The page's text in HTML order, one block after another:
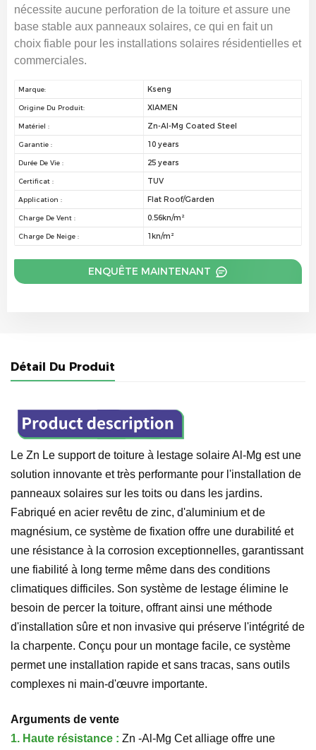
nécessite aucune perforation de la toiture et assure une
base stable aux panneaux solaires, ce qui en fait un
choix fiable pour les installations solaires résidentielles et
commerciales.
Marque: Kseng
Origine Du Produit: XIAMEN
Matériel : Zn-AI-Mg Coated Steel
Garantie : 10 years
Durée De Vie : 25 years
Certificat : TUV
Application : Flat Roof/Garden
Charge De Vent : 0.56kn/m²
Charge De Neige : 1kn/m²
ENQUÊTE MAINTENANT
Détail Du Produit
Le Zn Le support de toiture à lestage solaire Al-Mg est une
solution innovante et très performante pour l'installation de
panneaux solaires sur les toits ou dans les jardins.
Fabriqué en acier revêtu de zinc, d'aluminium et de
magnésium, ce système de fixation offre une durabilité et
une résistance à la corrosion exceptionnelles, garantissant
une fiabilité à long terme même dans des conditions
climatiques difficiles. Son système de lestage élimine le
besoin de percer la toiture, offrant ainsi une méthode
d'installation sûre et non invasive qui préserve l'intégrité de
la charpente. Conçu pour un montage facile, ce système
permet une installation rapide et sans tracas, sans outils
complexes ni main-d'œuvre importante.
Arguments de vente
1. Haute résistance : Zn -Al-Mg Cet alliage offre une